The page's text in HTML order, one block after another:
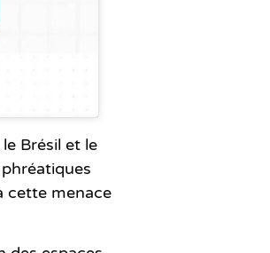
Brésil et le
cette menace